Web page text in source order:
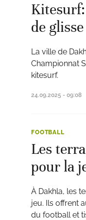
de glisse
La ville de
Championnat
kitesurf.
24.09.2025 - 09:08
FOOTBALL
Les
pour la
À Dakhla, les
jeu. Ils offrent
du football et